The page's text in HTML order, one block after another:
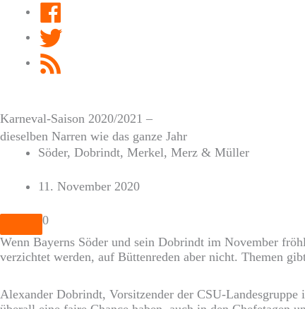
Karneval-Saison 2020/2021 –
dieselben Narren wie das ganze Jahr
Söder, Dobrindt, Merkel, Merz & Müller
11. November 2020
0
Wenn Bayerns Söder und sein Dobrindt im November
verzichtet werden, auf Büttenreden aber nicht. Themen
Alexander Dobrindt, Vorsitzender der CSU-Landesgruppe